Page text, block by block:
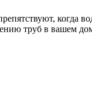
когда
труб в вашем